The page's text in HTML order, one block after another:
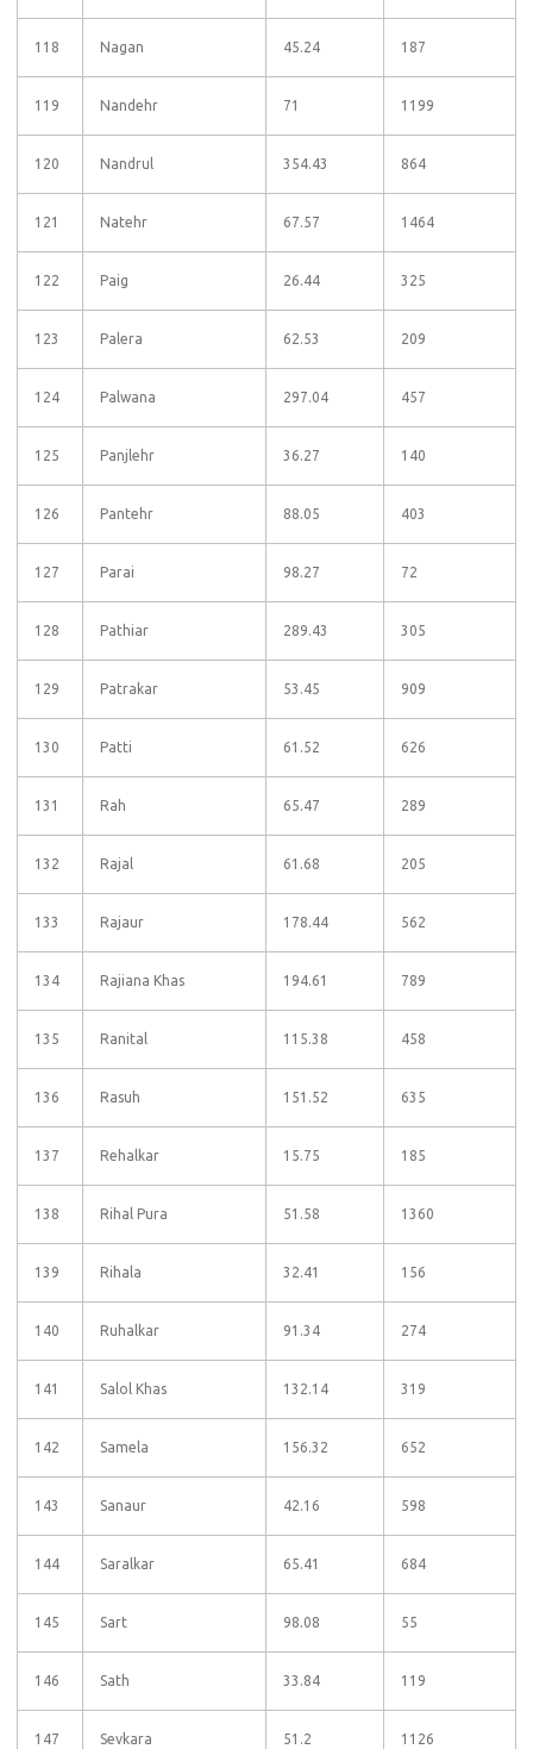
118 Nagan 45.24 187
119 Nandehr 71 1199
120 Nandrul 354.43 864
121 Natehr 67.57 1464
122 Paig 26.44 325
123 Palera 62.53 209
124 Palwana 297.04 457
125 Panjlehr 36.27 140
126 Pantehr 88.05 403
127 Parai 98.27 72
128 Pathiar 289.43 305
129 Patrakar 53.45 909
130 Patti 61.52 626
131 Rah 65.47 289
132 Rajal 61.68 205
133 Rajaur 178.44 562
134 Rajiana Khas 194.61 789
135 Ranital 115.38 458
136 Rasuh 151.52 635
137 Rehalkar 15.75 185
138 Rihal Pura 51.58 1360
139 Rihala 32.41 156
140 Ruhalkar 91.34 274
141 Salol Khas 132.14 319
142 Samela 156.32 652
143 Sanaur 42.16 598
144 Saralkar 65.41 684
145 Sart 98.08 55
146 Sath 33.84 119
147 Sevkara 51.2 1126